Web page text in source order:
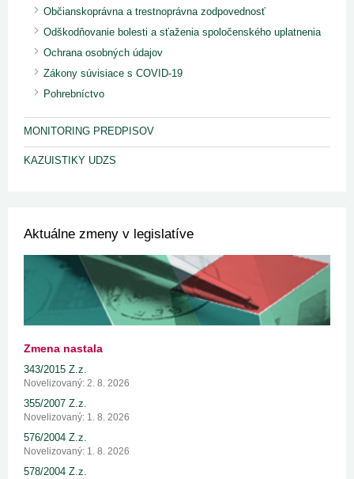
Občianskoprávna a trestnoprávna zodpovednosť
Odškodňovanie bolesti a sťaženia spoločenského uplatnenia
Ochrana osobných údajov
Zákony súvisiace s COVID-19
Pohrebníctvo
MONITORING PREDPISOV
KAZUISTIKY UDZS
Aktuálne zmeny v legislatíve
Zmena nastala
343/2015 Z.z.
Novelizovaný: 2. 8. 2026
355/2007 Z.z.
Novelizovaný: 1. 8. 2026
576/2004 Z.z.
Novelizovaný: 1. 8. 2026
578/2004 Z.z.